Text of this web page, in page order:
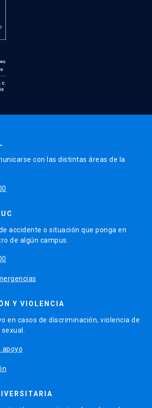
con las distintas áreas de la
accidente o situación que ponga en
de algún campus.
Y VIOLENCIA
en casos de discriminación, violencia de
apoyo